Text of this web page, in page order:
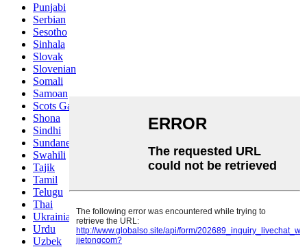
Punjabi
Serbian
Sesotho
Sinhala
Slovak
Slovenian
Somali
Samoan
Scots Gaelic
Shona
Sindhi
Sundanese
Swahili
Tajik
Tamil
Telugu
Thai
Ukrainian
Urdu
Uzbek